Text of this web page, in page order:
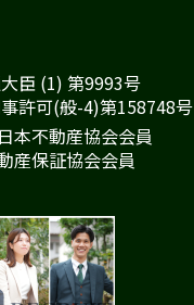
臣 (1) 第9993号
(般-4)第158748号
本不動産協会会員
証協会会員